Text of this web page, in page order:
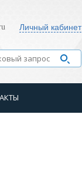
Личный кабинет